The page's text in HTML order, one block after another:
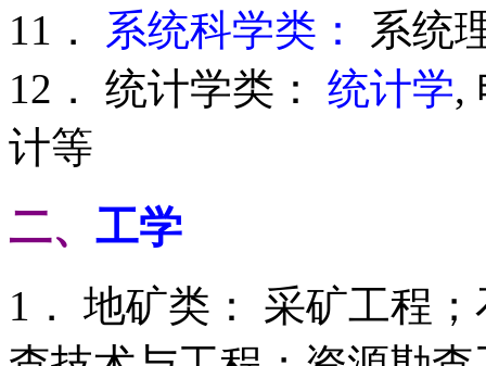
11． 系统科学类：
系统
12． 统计学类： 统计学,
计等
二、 工学
1． 地矿类： 采矿工程